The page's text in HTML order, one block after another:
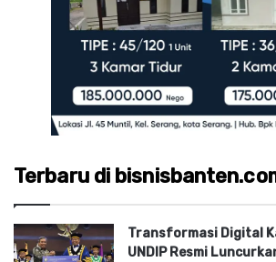
Terbaru di
Transformasi Digital
UNDIP Resmi